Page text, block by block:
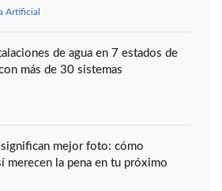
Artificial
de agua en 7 estados de
más de 30 sistemas
significan mejor foto: cómo
merecen la pena en tu próximo